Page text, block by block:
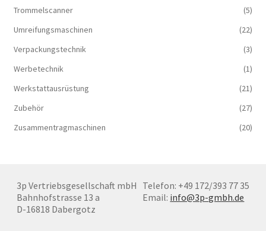
Trommelscanner
(5)
Umreifungsmaschinen
(22)
Verpackungstechnik
(3)
Werbetechnik
(1)
Werkstattausrüstung
(21)
Zubehör
(27)
Zusammentragmaschinen
(20)
3p Vertriebsgesellschaft mbH
Bahnhofstrasse 13 a
D-16818 Dabergotz
Telefon: +49 172/393 77 35
Email: info@3p-gmbh.de